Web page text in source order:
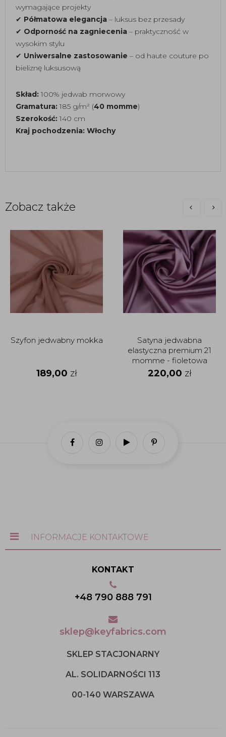
wymagające projekty
✔ Półmatowa elegancja – luksus bez przesady
✔ Odporność na zagniecenia – praktyczność w
wysokim stylu
✔ Uniwersalne zastosowanie – od haute couture po
bieliznę luksusową
Skład: 100% jedwab morwowy
Gramatura: 185 g/m² (40 momme)
Szerokość: 140 cm
Kraj pochodzenia: Włochy
Zobacz także
Szyfon jedwabny mokka
189,00 zł
Satyna jedwabna
elastyczna premium 21
momme - fioletowa
orchidea
220,00 zł
INFORMACJE KONTAKTOWE
KONTAKT
+48 790 888 791
sklep@keyfabrics.com
SKLEP STACJONARNY
AL. SOLIDARNOŚCI 113
00-140 WARSZAWA